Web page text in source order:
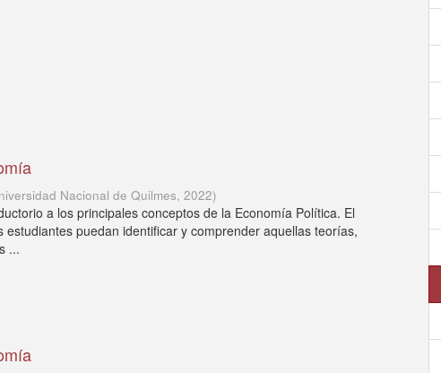
Nacional de Quilmes,2022)
a los principales conceptos de la Economía Política. El
estudiantes puedan identificar y comprender aquellas teorías,
...